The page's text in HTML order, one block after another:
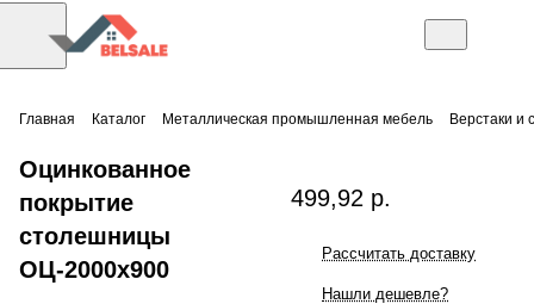
Главная Каталог Металлическая промышленная мебель Верстаки и
Оцинкованное
покрытие
столешницы
ОЦ-2000х900
499,92 р.
Рассчитать доставку
Нашли дешевле?